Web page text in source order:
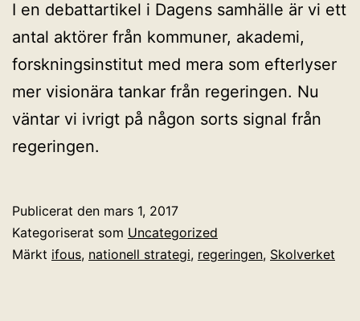
I en debattartikel i Dagens samhälle är vi ett
antal aktörer från kommuner, akademi,
forskningsinstitut med mera som efterlyser
mer visionära tankar från regeringen. Nu
väntar vi ivrigt på någon sorts signal från
regeringen.
Publicerat den mars 1, 2017
Kategoriserat som Uncategorized
Märkt ifous, nationell strategi, regeringen, Skolverket